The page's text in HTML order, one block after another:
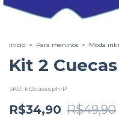
Início > Para meninos > Moda
Kit 2
SKU: kt2cuesuphrP
R$34,90 R$49,90